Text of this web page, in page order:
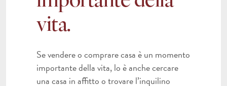
vita.
Se vendere o comprare casa è un momento
importante della vita, lo è anche cercare
una casa in affitto o trovare l’inquilino